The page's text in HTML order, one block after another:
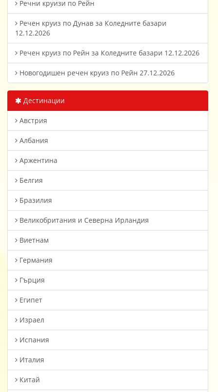
Речни круизи по Рейн
Речен круиз по Дунав за Коледните базари
12.12.2026
Речен круиз по Рейн за Коледните базари 12.12.2026
Новогодишен речен круиз по Рейн 27.12.2026
Дестинации
Австрия
Албания
Аржентина
Белгия
Бразилия
Великобритания и Северна Ирландия
Виетнам
Германия
Гърция
Египет
Израел
Испания
Италия
Китай